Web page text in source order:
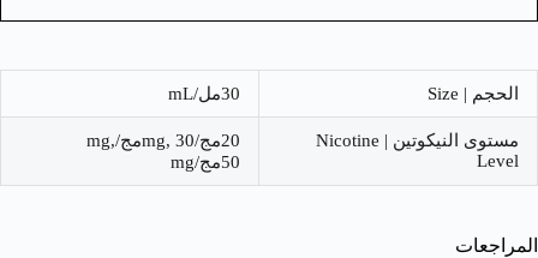
الحجم | Size 30مل/mL
مستوى النيكوتين | Nicotine
Level
20مج/mg, 30مج/mg,
50مج/mg
المراجعات